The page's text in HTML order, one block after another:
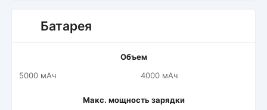
Батарея
Объем
5000 мАч
4000 мАч
Макс. мощность зарядки